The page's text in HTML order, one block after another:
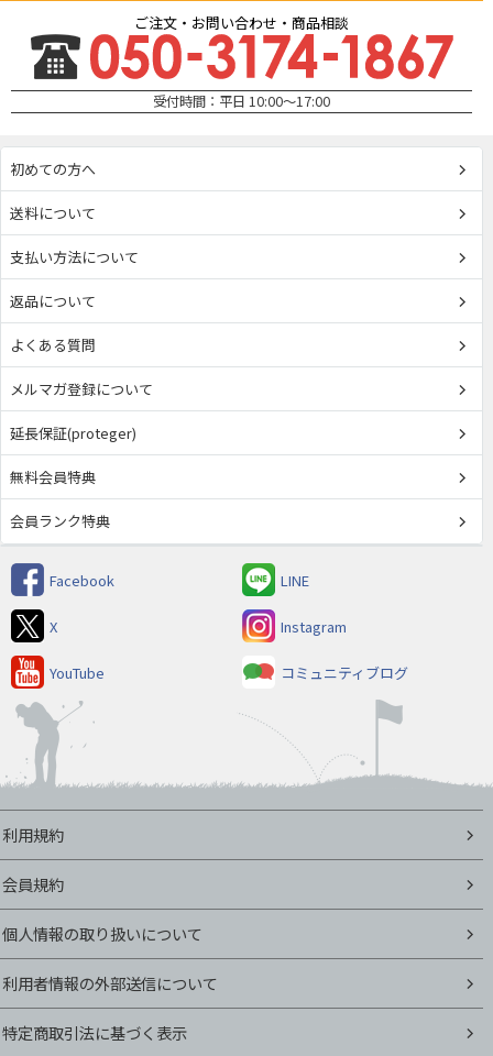
ご注文・お問い合わせ・商品相談
受付時間：平日 10:00～17:00
初めての方へ
送料について
支払い方法について
返品について
よくある質問
メルマガ登録について
延長保証(proteger)
無料会員特典
会員ランク特典
Facebook LINE
X Instagram
YouTube コミュニティブログ
利用規約
会員規約
個人情報の取り扱いについて
利用者情報の外部送信について
特定商取引法に基づく表示